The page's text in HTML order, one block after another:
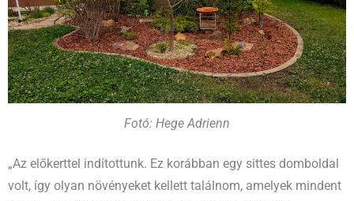
Fotó: Hege Adrienn
„Az előkerttel indítottunk. Ez korábban egy sittes domboldal
volt, így olyan növényeket kellett találnom, amelyek mindent